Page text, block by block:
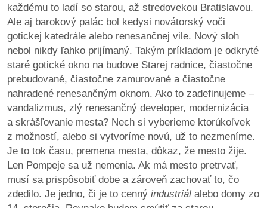
každému to ladí so starou, až stredovekou Bratislavou.
Ale aj barokový palác bol kedysi novátorský voči
gotickej katedrále alebo renesančnej vile. Nový sloh
nebol nikdy ľahko prijímaný. Takým príkladom je odkryté
staré gotické okno na budove Starej radnice, čiastočne
prebudované, čiastočne zamurované a čiastočne
nahradené renesančným oknom. Ako to zadefinujeme –
vandalizmus, zlý renesančný developer, modernizácia
a skrášľovanie mesta? Nech si vyberieme ktorúkoľvek
z možností, alebo si vytvoríme novú, už to nezmeníme.
Je to tok času, premena mesta, dôkaz, že mesto žije.
Len Pompeje sa už nemenia. Ak má mesto pretrvať,
musí sa prispôsobiť dobe a zároveň zachovať to, čo
zdedilo. Je jedno, či je to cenný industriál alebo domy zo